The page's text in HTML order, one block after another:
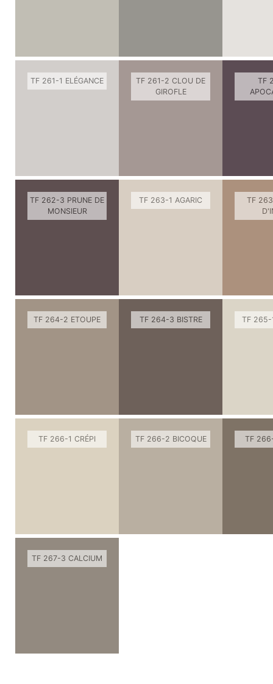
TF 261-1 ELÉGANCE
TF 261-2 CLOU DE
GIROFLE
TF
TF 262-3 PRUNE DE
MONSIEUR
TF 263-1 AGARIC
TF
TF 264-2 ETOUPE TF 264-3 BISTRE TF 265-
TF 266-1 CRÉPI TF 266-2 BICOQUE TF
TF 267-3 CALCIUM